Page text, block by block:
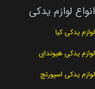
انواع لوازم یدکی
لوازم یدکی کیا
لوازم یدکی هیوندای
لوازم یدکی اسپورتچ